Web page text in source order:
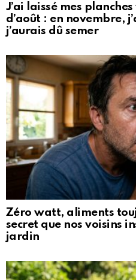
J’ai laissé mes
d’août : en novembre,
j’aurais dû semer
Zéro watt, aliments
secret que nos voisins
jardin